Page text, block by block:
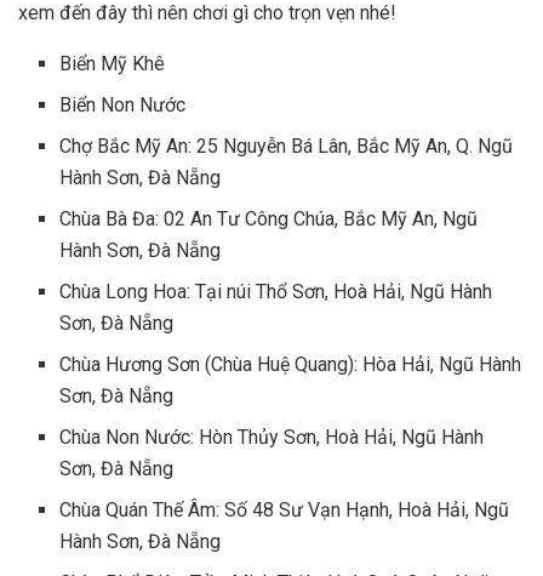
xem đến đây thì nên chơi gì cho trọn vẹn nhé!
Biển Mỹ Khê
Biển Non Nước
Chợ Bắc Mỹ An: 25 Nguyễn Bá Lân, Bắc Mỹ An, Q. Ngũ
Hành Sơn, Đà Nẵng
Chùa Bà Đa: 02 An Tư Công Chúa, Bắc Mỹ An, Ngũ
Hành Sơn, Đà Nẵng
Chùa Long Hoa: Tại núi Thổ Sơn, Hoà Hải, Ngũ Hành
Sơn, Đà Nẵng
Chùa Hương Sơn (Chùa Huệ Quang): Hòa Hải, Ngũ Hành
Sơn, Đà Nẵng
Chùa Non Nước: Hòn Thủy Sơn, Hoà Hải, Ngũ Hành
Sơn, Đà Nẵng
Chùa Quán Thế Âm: Số 48 Sư Vạn Hạnh, Hoà Hải, Ngũ
Hành Sơn, Đà Nẵng